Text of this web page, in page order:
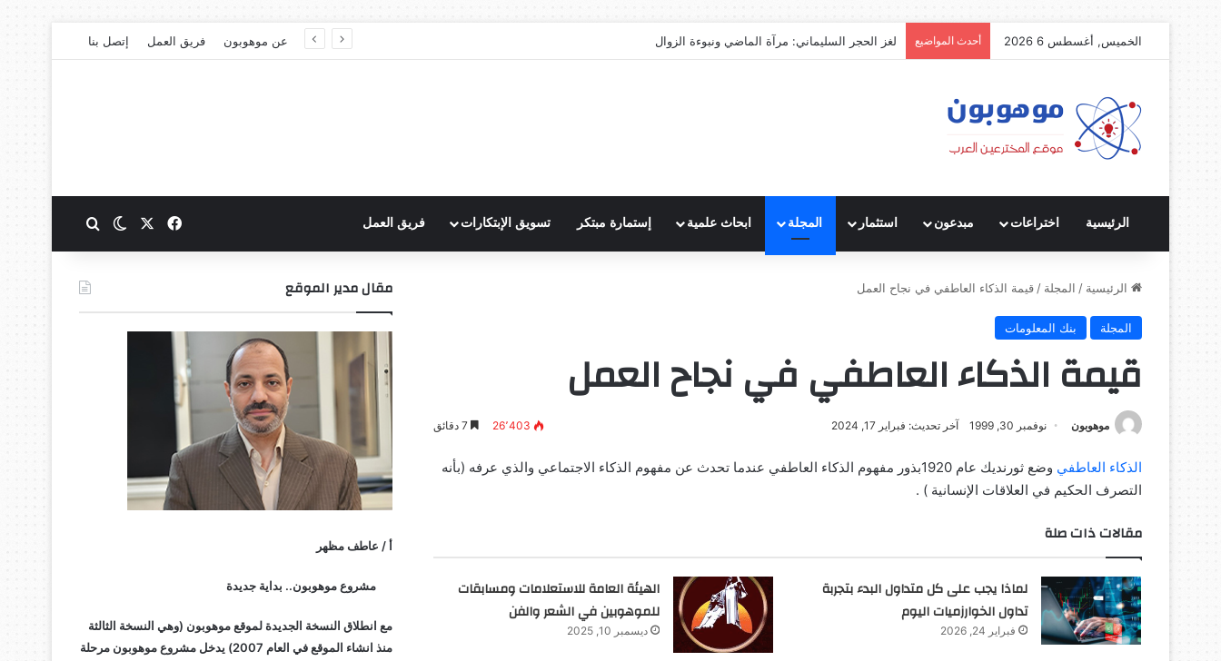
الخميس, أغسطس 6 2026 أحدث المواضيع لغز الحجر السليماني: مرآة الماضي ونبوءة الزوال عن موهوبون فريق العمل إتصل بنا
الرئيسية اختراعات مبدعون استثمار المجلة ابحاث علمية إستمارة مبتكر تسويق الإبتكارات فريق العمل فيسبوك الوضع المظلم
الرئيسية / المجلة / قيمة الذكاء العاطفي في نجاح العمل
المجلة بنك المعلومات
قيمة الذكاء العاطفي في نجاح العمل
موهوبون نوفمبر 30, 1999 آخر تحديث: فبراير 17, 2024 26٬403
الذكاء العاطفي
وضع ثورنديك عام 1920بذور مفهوم الذكاء العاطفي عندما تحدث عن مفهوم الذكاء الاجتماعي والذي عرفه (بأنه
التصرف الحكيم في العلاقات الإنسانية ) .
مقالات ذات صلة
لماذا يجب على كل متداول البدء بتجربة
تداول الخوارزميات اليوم
فبراير 24, 2026
الهيئة العامة للاستعلامات ومسابقات
للموهوبين في الشعر والفن
ديسمبر 10, 2025
مقال مدير الموقع
أ / عاطف مظهر
مشروع موهوبون.. بداية جديدة
مع انطلاق النسخة الجديدة لموقع موهوبون (وهي النسخة الثالثة
منذ انشاء الموقع في العام 2007) يدخل مشروع موهوبون مرحلة